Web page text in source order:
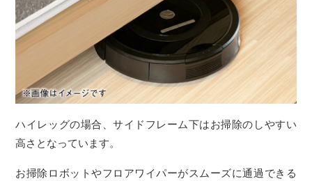
ハイレッグの場合、サイドフレーム下はお掃除のしやすい
高さとなっています。
お掃除ロボットやフロアワイパーがスムーズに通過できる